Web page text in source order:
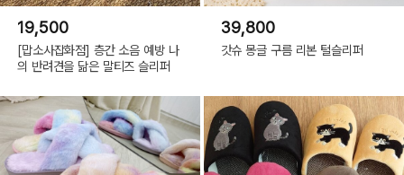
19,500
[맙소사잡화점] 층간 소음 예방 나
의 반려견을 닮은 말티즈 슬리퍼
39,800
갓슈 몽글 구름 리본 털슬리퍼